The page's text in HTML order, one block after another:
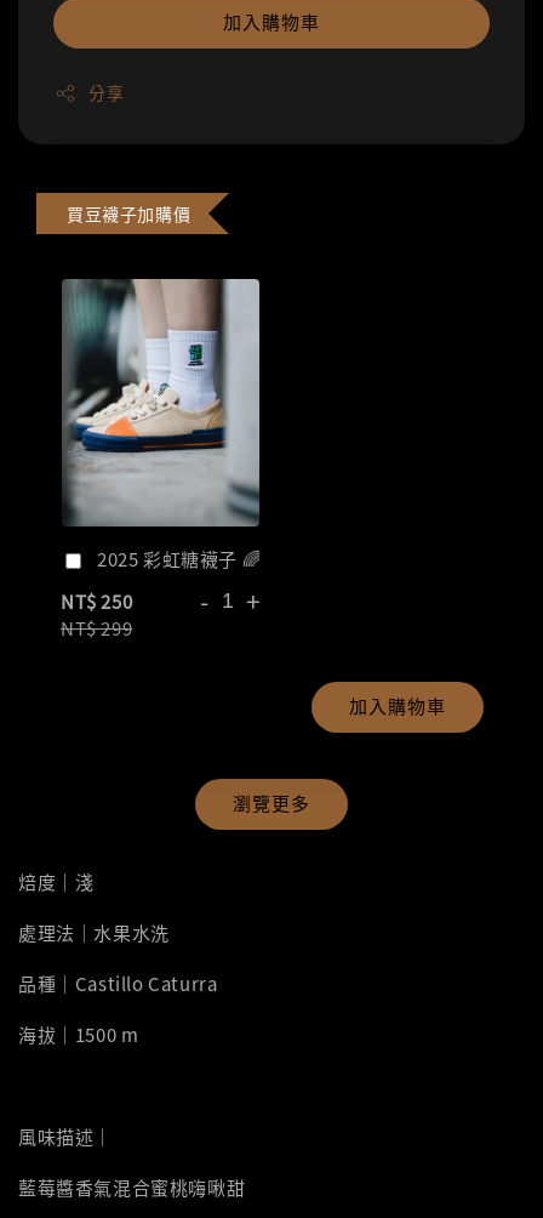
加入購物車
分享
買豆襪子加購價
2025 彩虹糖襪子 🌈
NT$ 250
NT$ 299
- +
加入購物車
瀏覽更多
焙度｜淺
處理法｜水果水洗
品種｜Castillo Caturra
海拔｜1500 m
風味描述｜
藍莓醬香氣混合蜜桃嗨啾甜